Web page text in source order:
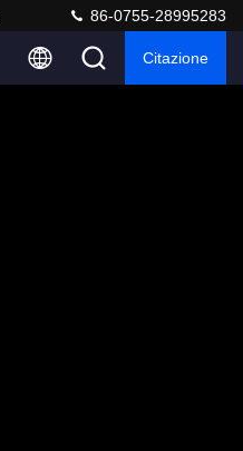
86-0755-28995283
Citazione